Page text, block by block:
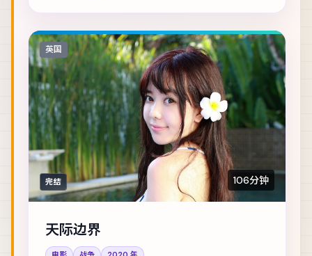
英国
完结 106分钟
天际边界